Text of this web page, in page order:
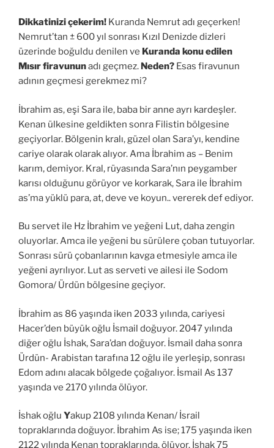
Dikkatinizi çekerim! Kuranda Nemrut adı geçerken!
Nemrut’tan ± 600 yıl sonrası Kızıl Denizde dizleri
üzerinde boğuldu denilen ve Kuranda konu edilen
Mısır firavununadı geçmez. Neden? Esas firavunun
adının geçmesi gerekmez mi?
İbrahim as, eşi Sara ile, baba bir anne ayrı kardeşler.
Kenan ülkesine geldikten sonra Filistin bölgesine
geçiyorlar. Bölgenin kralı, güzel olan Sara’yı, kendine
cariye olarak olarak alıyor. Ama İbrahim as – Benim
karım, demiyor. Kral, rüyasında Sara’nın peygamber
karısı olduğunu görüyor ve korkarak, Sara ile İbrahim
as’ma yüklü para, at, deve ve koyun.. vererek def ediyor.
Bu servet ile Hz İbrahim ve yeğeni Lut, daha zengin
oluyorlar. Amca ile yeğeni bu sürülere çoban tutuyorlar.
Sonrası sürü çobanlarının kavga etmesiyle amca ile
yeğeni ayrılıyor. Lut as serveti ve ailesi ile Sodom
Gomora/ Ürdün bölgesine geçiyor.
İbrahim as 86 yaşında iken 2033 yılında, cariyesi
Hacer’den büyük oğlu İsmail doğuyor. 2047 yılında
diğer oğlu İshak, Sara’dan doğuyor. İsmail daha sonra
Ürdün- Arabistan tarafına 12 oğlu ile yerleşip, sonrası
Edom adını alacak bölgede çoğalıyor. İsmail As 137
yaşında ve 2170 yılında ölüyor.
İshak oğlu Yakup 2108 yılında Kenan/ İsrail
topraklarında doğuyor. İbrahim As ise; 175 yaşında iken
2122 yılında Kenan topraklarında, ölüyor. İshak 75